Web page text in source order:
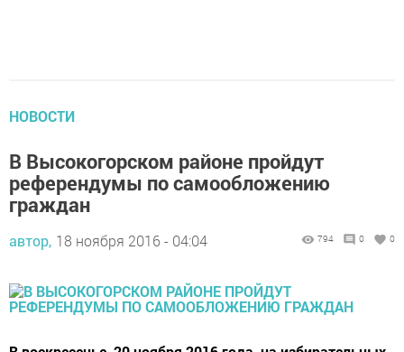
НОВОСТИ
В Высокогорском районе пройдут
референдумы по самообложению
граждан
автор, 18 ноября 2016 - 04:04 794 0 0